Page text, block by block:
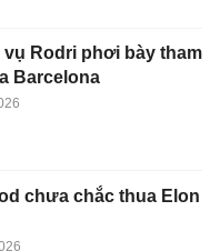
Rodri phơi bày tham
Barcelona
chưa chắc thua Elon